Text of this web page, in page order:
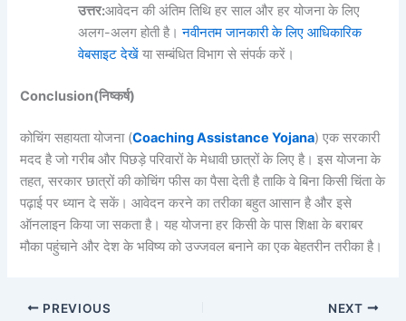
उत्तर:आवेदन की अंतिम तिथि हर साल और हर योजना के लिए
अलग-अलग होती है।नवीनतम जानकारी के लिए आधिकारिक
वेबसाइट देखें या सम्बंधित विभाग से संपर्क करें।
Conclusion(निष्कर्ष)
कोचिंग सहायता योजना (Coaching Assistance Yojana) एक सरकारी
मदद है जो गरीब और पिछड़े परिवारों के मेधावी छात्रों के लिए है। इस योजना के
तहत, सरकार छात्रों की कोचिंग फीस का पैसा देती है ताकि वे बिना किसी चिंता के
पढ़ाई पर ध्यान दे सकें। आवेदन करने का तरीका बहुत आसान है और इसे
ऑनलाइन किया जा सकता है। यह योजना हर किसी के पास शिक्षा के बराबर
मौका पहुंचाने और देश के भविष्य को उज्जवल बनाने का एक बेहतरीन तरीका है।
PREVIOUS NEXT